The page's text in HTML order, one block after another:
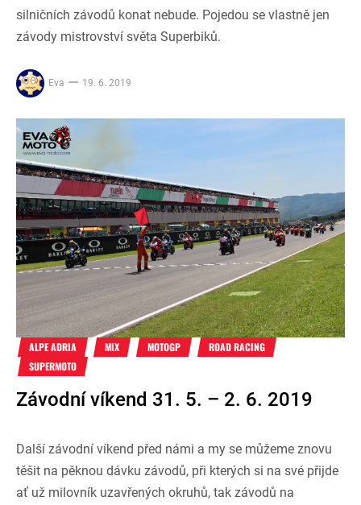
silničních závodů konat nebude. Pojedou se vlastně jen
závody mistrovství světa Superbiků.
Eva 19. 6. 2019
ALPE ADRIA MIX MOTOGP
ROAD RACING
SUPERMOTO
Závodní víkend 31. 5. – 2. 6. 2019
Další závodní víkend před námi a my se můžeme znovu
těšit na pěknou dávku závodů, při kterých si na své přijde
ať už milovník uzavřených okruhů, tak závodů na